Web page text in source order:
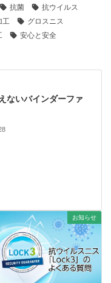
抗菌
抗ウイルス
工
グロスニス
安心と安全
ないバインダーファ
お知らせ